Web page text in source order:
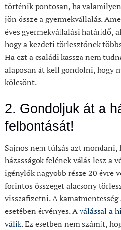
történik pontosan, ha
jön össze a gyermekvállalás.
éves gyermekvállalási határidő,
hogy a kezdeti törlesztőnek
Ha ezt a családi kassza nem
alaposan át kell gondolni, hogy
kölcsönt.
2. Gondoljuk át a
felbontását!
Sajnos nem túlzás azt mondani,
házasságok felének válás lesz a
igénylők nagyobb része 20 évre
forintos összeget alacsony
visszafizetni. A kamatmentesség
esetében érvényes. Aválással a
válik. Ez esetben nem számít,